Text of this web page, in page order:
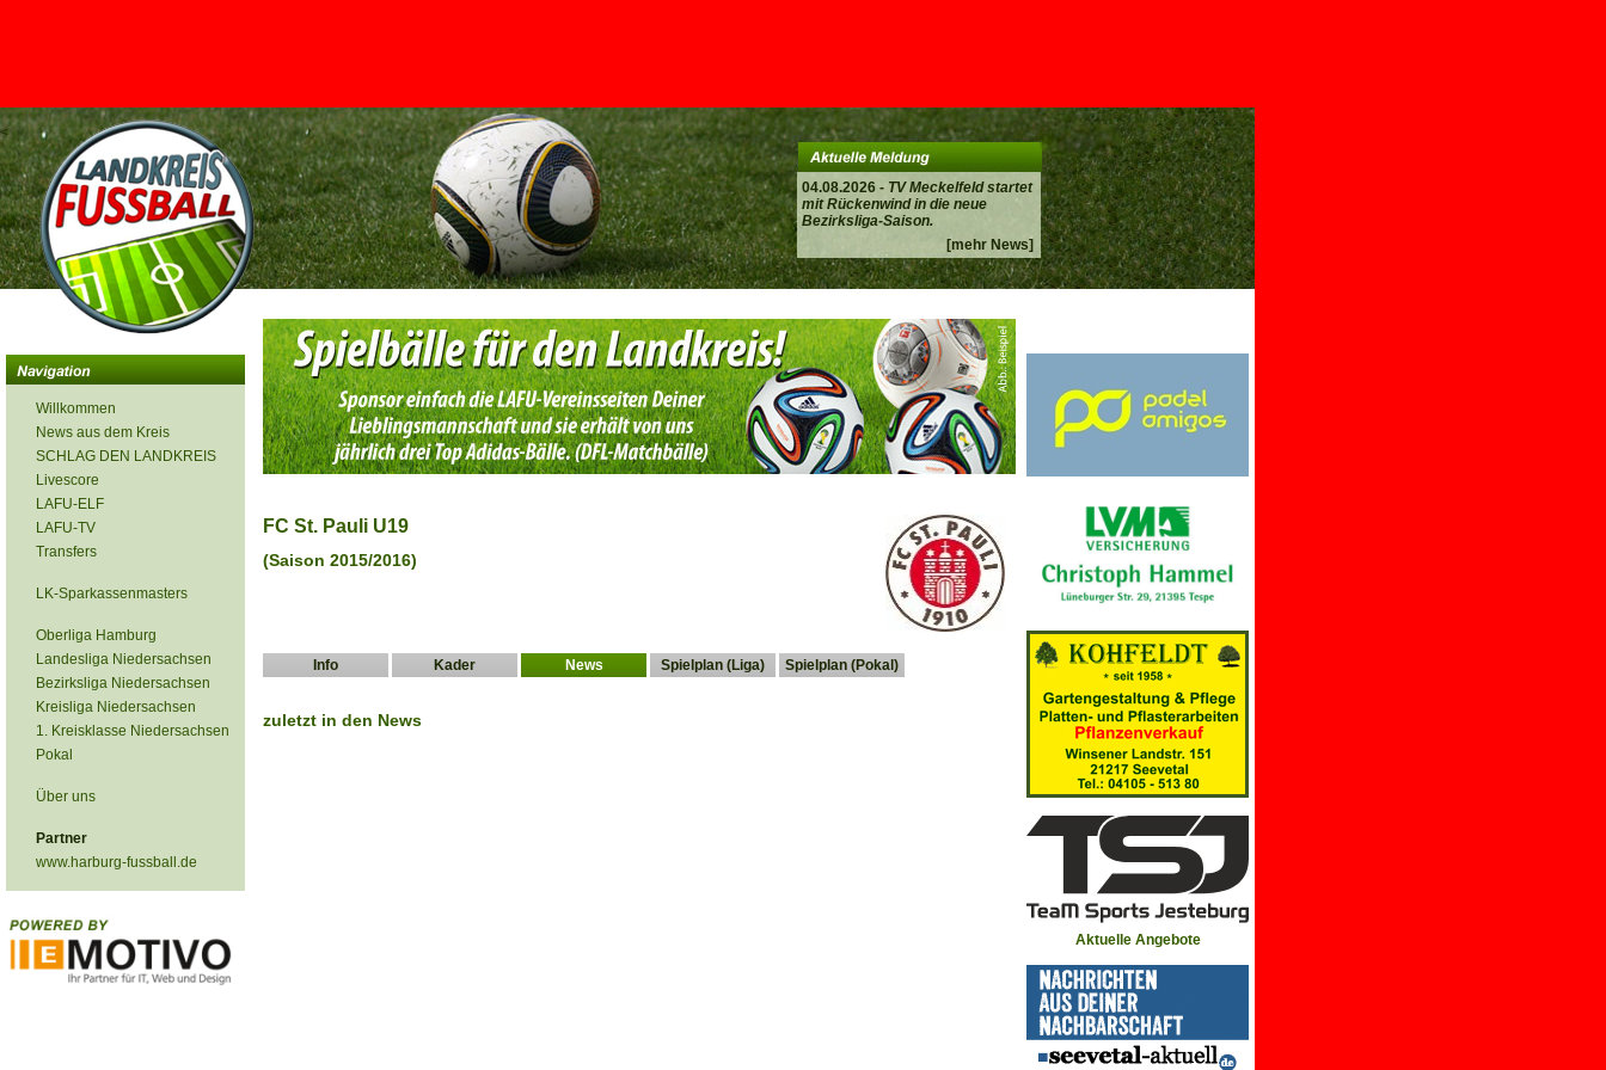
04.08.2026 - TV Meckelfeld startet
mit Rückenwind in die neue
Bezirksliga-Saison.
[mehr News]
<
Willkommen
News aus dem Kreis
SCHLAG DEN LANDKREIS
Livescore
LAFU-ELF
LAFU-TV
Transfers
LK-Sparkassenmasters
Oberliga Hamburg
Landesliga Niedersachsen
Bezirksliga Niedersachsen
Kreisliga Niedersachsen
1. Kreisklasse Niedersachsen
Pokal
Über uns
Partner
www.harburg-fussball.de
FC St. Pauli U19
(Saison 2015/2016)
Info Kader News Spielplan (Liga) Spielplan (Pokal)
zuletzt in den News
Aktuelle Angebote